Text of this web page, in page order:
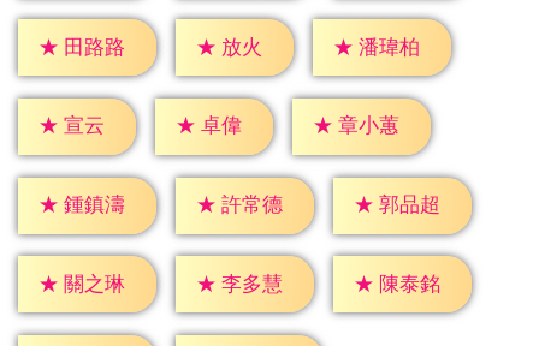
★ 田路路 ★ 放火 ★ 潘瑋柏
★ 宣云 ★ 卓偉 ★ 章小蕙
★ 鍾鎮濤 ★ 許常德 ★ 郭品超
★ 關之琳 ★ 李多慧 ★ 陳泰銘